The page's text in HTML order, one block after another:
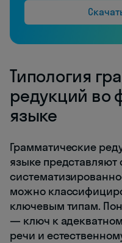
Типология
редукций во
языке
Грамматические
языке представляют
можно
ключевым типам.
— ключ к
речи и